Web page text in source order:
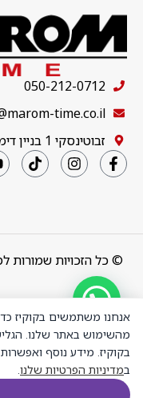
050-212-0712
time.co.il
זבוטינסקי 1 בניין דימול רמת גן
© כל הזכויות שמורות
Thomas Sabo
CC1338-699-6
אנחנו משתמשים בקוקיז
מהשימוש באתר שלנו.
בקוקיז. מידע נוסף
במדיניות הפרטיות שלנו.